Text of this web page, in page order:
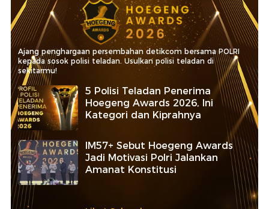
Ajang penghargaan persembahan detikcom bersama POLRI
kepada sosok polisi teladan. Usulkan polisi teladan di
sekitarmu!
5 Polisi Teladan Penerima
Hoegeng Awards 2026, Ini
Kategori dan Kiprahnya
IM57+ Sebut Hoegeng Awards
Jadi Motivasi Polri Jalankan
Amanat Konstitusi